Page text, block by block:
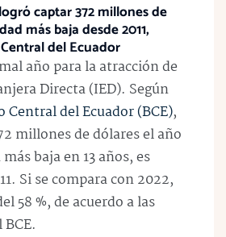
captar 372 millones de
más baja desde 2011,
del Ecuador
año para la atracción de
Directa (IED). Según
Central del Ecuador (BCE),
millones de dólares el año
baja en 13 años, es
Si se compara con 2022,
58 %, de acuerdo a las